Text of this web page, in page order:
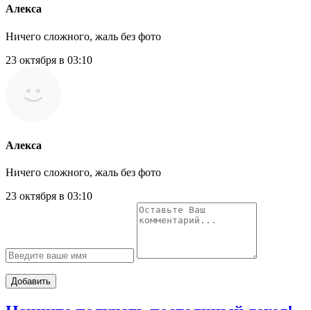
Алекса
Ничего сложного, жаль без фото
23 октября в 03:10
Алекса
Ничего сложного, жаль без фото
23 октября в 03:10
Добавить